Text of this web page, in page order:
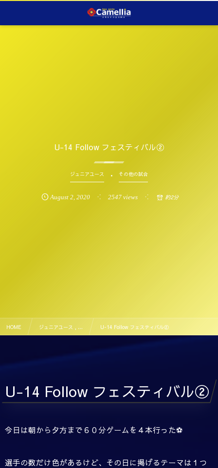
U-14 Follow フェスティバル②
ジュニアユース その他の試合
August 2,2020 2547 views 約2分
HOME ジュニアユース , … U-14 Follow フェスティバル②
U-14 Follow フェスティバル②
今日は朝から夕方まで６０分ゲームを４本行った⚽️
選手の数だけ色があるけど、その日に掲げるテーマは１つ